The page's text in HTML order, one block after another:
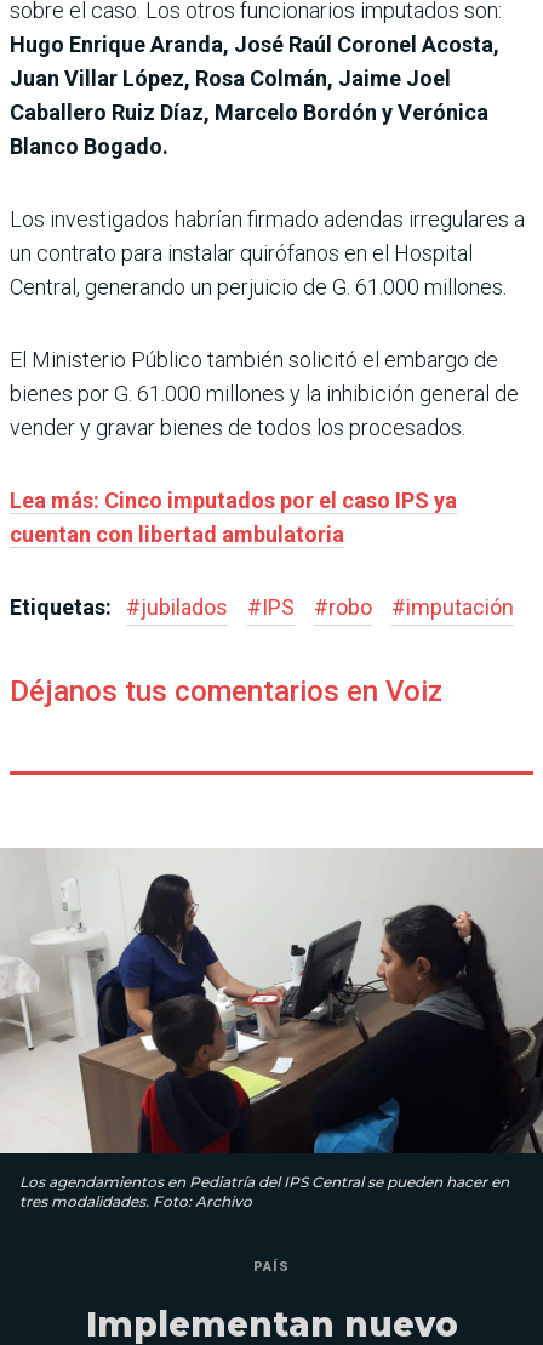
sobre el caso. Los otros funcionarios imputados son:
Hugo Enrique Aranda, José Raúl Coronel Acosta,
Juan Villar López, Rosa Colmán, Jaime Joel
Caballero Ruiz Díaz, Marcelo Bordón y Verónica
Blanco Bogado.
Los investigados habrían firmado adendas irregulares a
un contrato para instalar quirófanos en el Hospital
Central, generando un perjuicio de G. 61.000 millones.
El Ministerio Público también solicitó el embargo de
bienes por G. 61.000 millones y la inhibición general de
vender y gravar bienes de todos los procesados.
Lea más: Cinco imputados por el caso IPS ya
cuentan con libertad ambulatoria
Etiquetas: #jubilados #IPS #robo #imputación
Déjanos tus comentarios en Voiz
Los agendamientos en Pediatría del IPS Central se pueden hacer en
tres modalidades. Foto: Archivo
PAÍS
Implementan nuevo